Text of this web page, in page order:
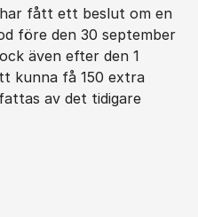
fått ett beslut om en
före den 30 september
även efter den 1
kunna få 150 extra
av det tidigare